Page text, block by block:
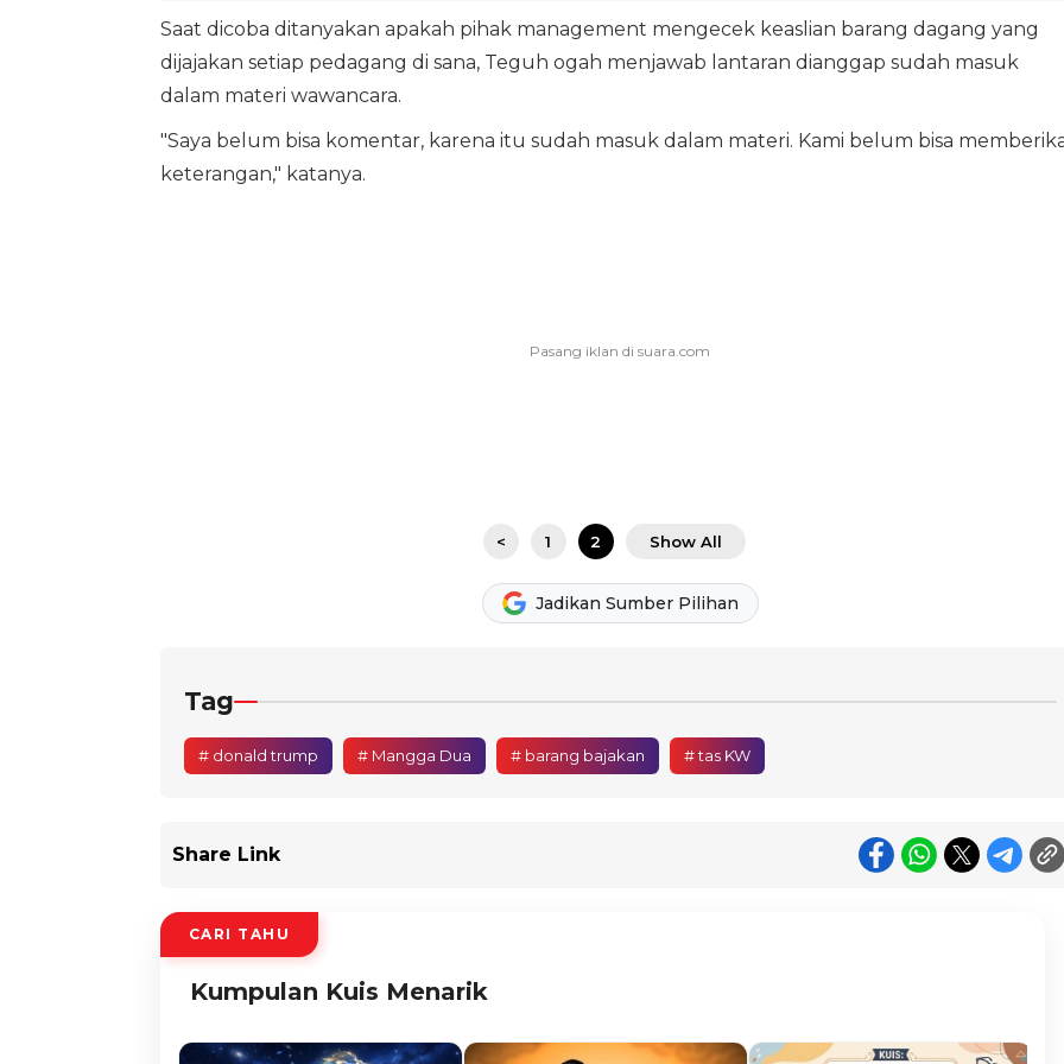
Saat dicoba ditanyakan apakah pihak management mengecek keaslian barang dagang yang
dijajakan setiap pedagang di sana, Teguh ogah menjawab lantaran dianggap sudah masuk
dalam materi wawancara.
"Saya belum bisa komentar, karena itu sudah masuk dalam materi. Kami belum bisa
keterangan," katanya.
< 1 2 Show All
Jadikan Sumber Pilihan
Tag
# donald trump # Mangga Dua # barang bajakan # tas KW
Share Link
CARI TAHU
Kumpulan Kuis Menarik